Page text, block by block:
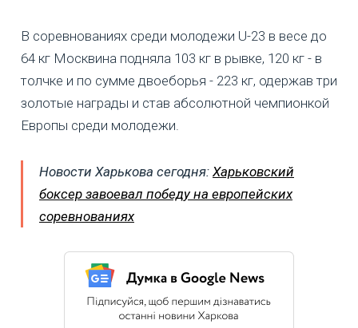
В соревнованиях среди молодежи U-23 в весе до
64 кг Москвина подняла 103 кг в рывке, 120 кг - в
толчке и по сумме двоеборья - 223 кг, одержав три
золотые награды и став абсолютной чемпионкой
Европы среди молодежи.
Новости Харькова сегодня: Харьковский
боксер завоевал победу на европейских
соревнованиях